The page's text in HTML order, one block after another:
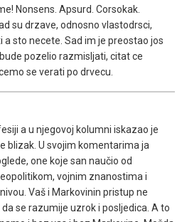
Nonsens. Apsurd. Corsokak.
su drzave, odnosno vlastodrsci,
sto necete. Sad im je preostao jos
pozelio razmisljati, citat ce
se verati po drvecu.
a u njegovoj kolumni iskazao je
blizak. U svojim komentarima ja
one koje san naučio od
vojnim znanostima i
Vaš i Markovinin pristup ne
se razumije uzrok i posljedica. A to